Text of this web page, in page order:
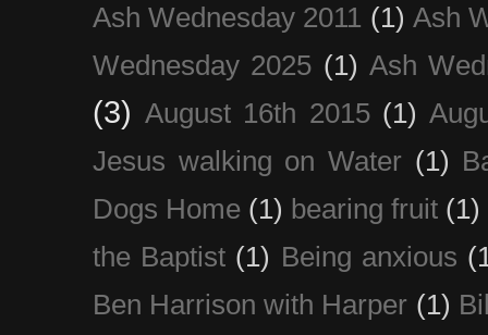
Ash Wednesday 2011 (1) Ash
Wednesday 2025 (1) Ash
(3) August 16th 2015 (1)
Jesus walking on Water (1)
Dogs Home (1) bearing fruit (1)
the Baptist (1) Being anxious
Ben Harrison with Harper (1)